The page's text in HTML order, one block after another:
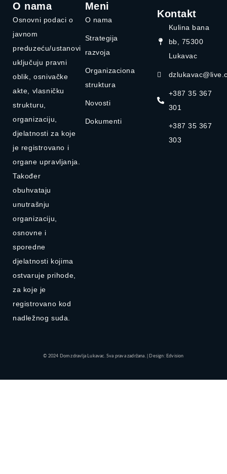
O nama
Osnovni podaci o
javnom
preduzeću/ustanovi
uključuju pravni
oblik, osnivačke
akte, vlasničku
strukturu,
organizaciju,
djelatnosti za koje
je registrovano i
organe upravljanja.
Također
obuhvataju
unutrašnju
organizaciju,
osnovne i
sporedne
djelatnosti kojima
ostvaruje prihode,
za koje je
registrovano kod
nadležnog suda.
Meni
O nama
Strategija
razvoja
Organizaciona
struktura
Novosti
Dokumenti
Kontakt
Kulina bana
bb, 75300
Lukavac
+387 35 367
301
+387 35 367
303
© 2024 Dom zdravlja Lukavac. Sva prava zadržana. | Design: Edvision